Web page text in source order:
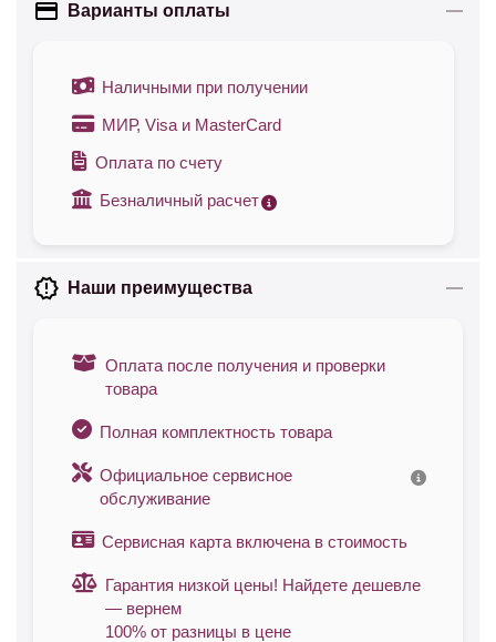
Варианты оплаты
Наличными при получении
МИР, Visa и MasterCard
Оплата по счету
Безналичный расчет
Наши преимущества
Оплата после получения и проверки
товара
Полная комплектность товара
Официальное сервисное
обслуживание
Сервисная карта включена в стоимость
Гарантия низкой цены! Найдете дешевле
— вернем
100% от разницы в цене